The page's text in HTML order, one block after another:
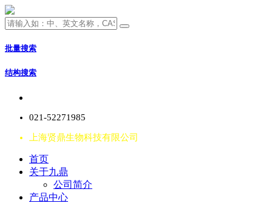
批量搜索
结构搜索
021-52271985
上海贤鼎生物科技有限公司
首页
关于九鼎
公司简介
产品中心